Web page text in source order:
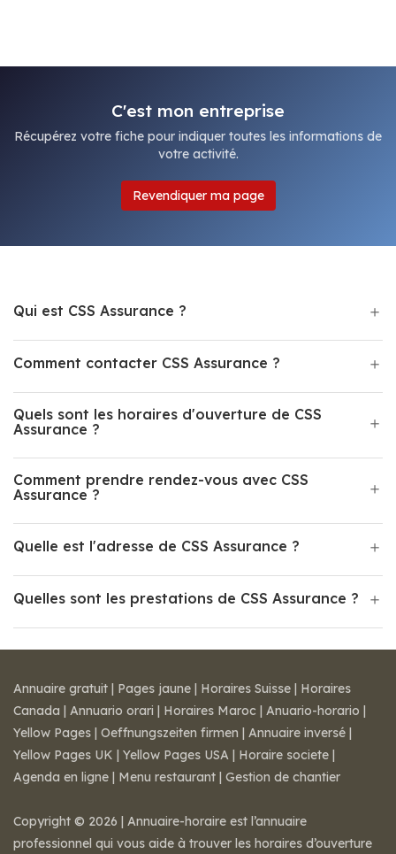
C'est mon entreprise
Récupérez votre fiche pour indiquer toutes les informations de
votre activité.
Revendiquer ma page
Qui est CSS Assurance ?
Comment contacter CSS Assurance ?
Quels sont les horaires d'ouverture de CSS
Assurance ?
Comment prendre rendez-vous avec CSS
Assurance ?
Quelle est l'adresse de CSS Assurance ?
Quelles sont les prestations de CSS Assurance ?
Annuaire gratuit | Pages jaune | Horaires Suisse | Horaires
Canada | Annuario orari | Horaires Maroc | Anuario-horario |
Yellow Pages | Oeffnungszeiten firmen | Annuaire inversé |
Yellow Pages UK | Yellow Pages USA | Horaire societe |
Agenda en ligne | Menu restaurant | Gestion de chantier
Copyright © 2026 | Annuaire-horaire est l’annuaire
professionnel qui vous aide à trouver les horaires d’ouverture